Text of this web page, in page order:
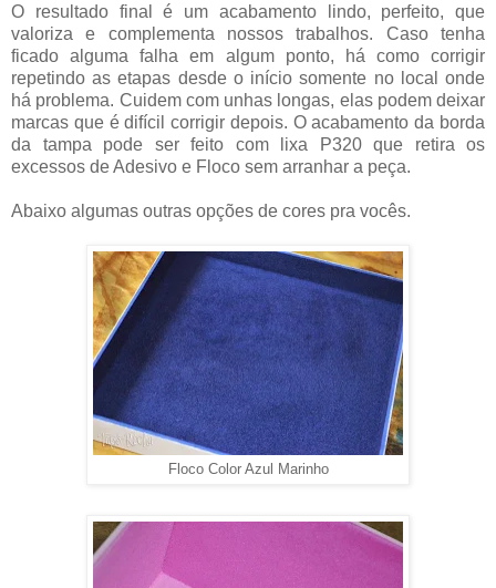
O resultado final é um acabamento lindo, perfeito, que
valoriza e complementa nossos trabalhos. Caso tenha
ficado alguma falha em algum ponto, há como corrigir
repetindo as etapas desde o início somente no local onde
há problema. Cuidem com unhas longas, elas podem deixar
marcas que é difícil corrigir depois. O acabamento da borda
da tampa pode ser feito com lixa P320 que retira os
excessos de Adesivo e Floco sem arranhar a peça.
Abaixo algumas outras opções de cores pra vocês.
Floco Color Azul Marinho